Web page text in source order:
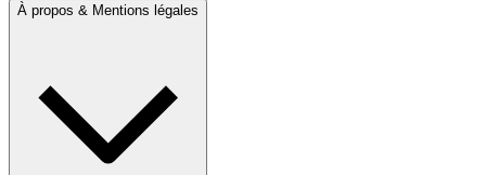
À propos & Mentions légales